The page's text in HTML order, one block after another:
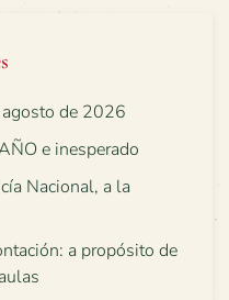
de 2026
e inesperado
Nacional, a la
a propósito de